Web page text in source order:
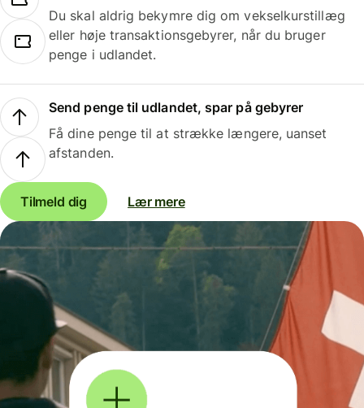
Du skal aldrig bekymre dig om vekselkurstillæg
eller høje transaktionsgebyrer, når du bruger
penge i udlandet.
Send penge til udlandet, spar på gebyrer
Få dine penge til at strække længere, uanset
afstanden.
Tilmeld dig Lær mere